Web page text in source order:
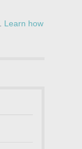
Learn how